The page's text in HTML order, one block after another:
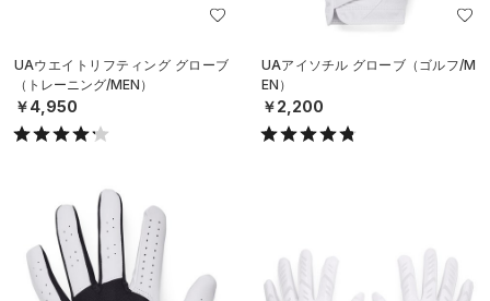
UAウエイトリフティング グローブ
（トレーニング/MEN）
￥4,950
UAアイソチル グローブ（ゴルフ/M
EN）
￥2,200